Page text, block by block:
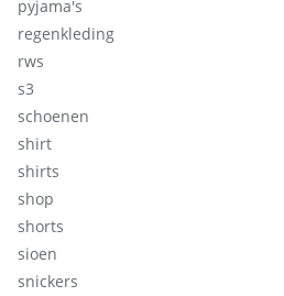
pyjama's
regenkleding
rws
s3
schoenen
shirt
shirts
shop
shorts
sioen
snickers